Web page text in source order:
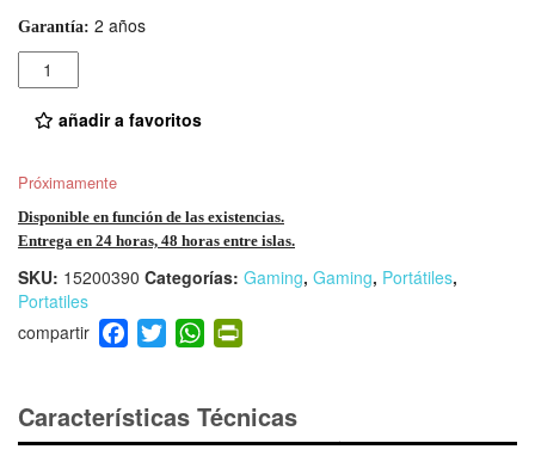
Garantía: 2 años
Cantidad
añadir a favoritos
Próximamente
Disponible en función de las existencias.
Entrega en 24 horas, 48 horas entre islas.
SKU: 15200390 Categorías: Gaming, Gaming, Portátiles,
Portatiles
F
a
e
b
T
wi
er
W
h
s
A
ri
e
Características Técnicas